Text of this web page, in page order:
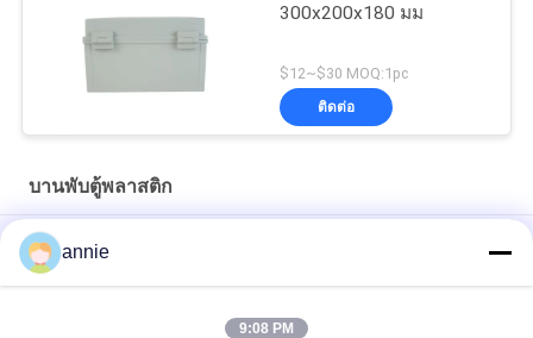
300x200x180 มม
$12~$30 MOQ:1pc
ติดต่อ
บานพับตู้พลาสติก
PC Clear Ip65 300x200x160mm เปลือกพลาสติกแบบล็อคได้
annie
9:08 PM